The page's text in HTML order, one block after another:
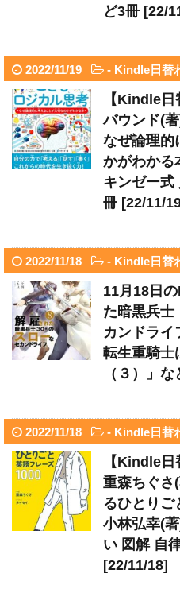
ど3冊 [22/
2022/11/19 - Kindle日替
【Kindle日
バウンド(
なぜ論理的
かがわかる
キンゼー式
冊 [22/11/
2022/11/18 - Kindle日替
11月18日
た暗黒兵士
カンドライ
転生重騎士
（３）」
2022/11/18 - Kindle日替
【Kindle日
重森ちぐさ
るひとりご
小林弘幸(
い 図解 自
[22/11/18]